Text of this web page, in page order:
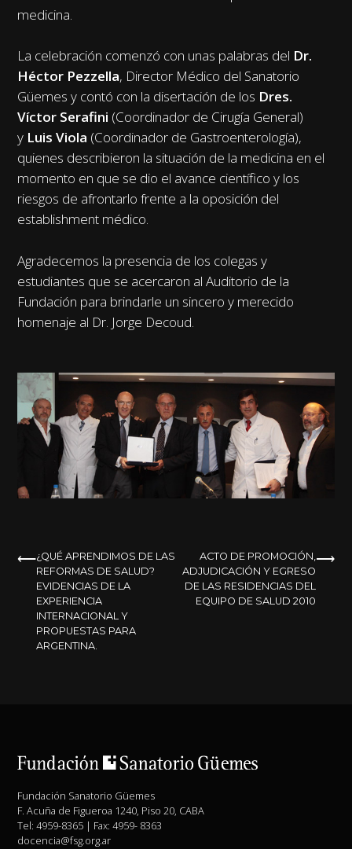
medicina.
La celebración comenzó con unas palabras del Dr.
Héctor Pezzella, Director Médico del Sanatorio
Güemes y contó con la disertación de los Dres.
Víctor Serafini (Coordinador de Cirugía General)
y Luis Viola (Coordinador de Gastroenterología),
quienes describieron la situación de la medicina en el
momento en que se dio el avance científico y los
riesgos de afrontarlo frente a la oposición del
establishment médico.
Agradecemos la presencia de los colegas y
estudiantes que se acercaron al Auditorio de la
Fundación para brindarle un sincero y merecido
homenaje al Dr. Jorge Decoud.
NAVEGACIÓN
DE
ENTRADAS
¿QUÉ APRENDIMOS DE LAS
REFORMAS DE SALUD?
EVIDENCIAS DE LA
EXPERIENCIA
INTERNACIONAL Y
PROPUESTAS PARA
ARGENTINA.
ACTO DE PROMOCIÓN,
ADJUDICACIÓN Y EGRESO
DE LAS RESIDENCIAS DEL
EQUIPO DE SALUD 2010
Fundación Sanatorio Güemes
F. Acuña de Figueroa 1240, Piso 20, CABA
Tel: 4959-8365 | Fax: 4959- 8363
docencia@fsg.org.ar